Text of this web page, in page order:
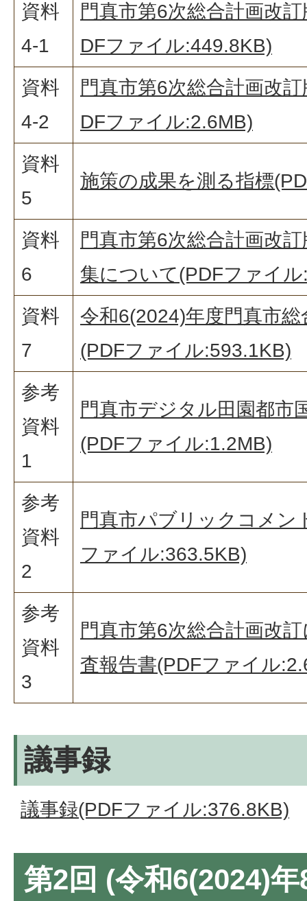
資料
4-1
門真市第6次総合計画改
DFファイル:449.8KB)
資料
4-2
門真市第6次総合計画改
DFファイル:2.6MB)
資料
5
施策の成果を測る指標
資料
6
門真市第6次総合計画改
集について(PDFファイ
資料
7
令和6(2024)年度門真市
(PDFファイル:593.1KB)
参考
資料
1
門真市デジタル田園都市
(PDFファイル:1.2MB)
参考
資料
2
門真市パブリックコメン
ファイル:363.5KB)
参考
資料
3
門真市第6次総合計画改
査報告書(PDFファイル
議事録
議事録(PDFファイル:376.8KB)
第2回 (令和6(2024)